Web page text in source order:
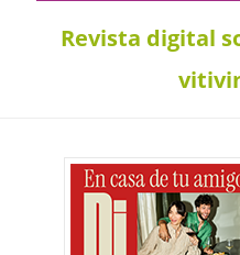
Revista digital